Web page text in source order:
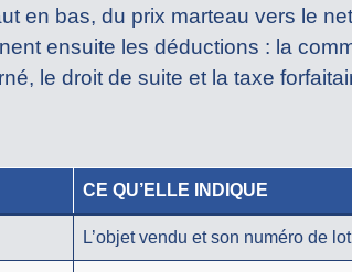
en bas, du prix marteau vers le
ensuite les déductions : la
le droit de suite et la taxe
CE QU’ELLE INDIQUE
L’objet vendu et son numéro de lot